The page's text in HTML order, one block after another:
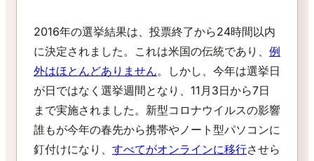
2016年の選挙結果は、投票終了から24時間以内
に決定されました。これは米国の伝統であり、 例
外はほとんどありません。しかし、今年は選挙日
が日ではなく選挙週間となり、11月3日から7日
まで実施されました。新型コロナウイルスの影響
誰もが今年の春先から携帯やノート型パソコンに
釘付けになり、 すべてがオンラインに移行させら